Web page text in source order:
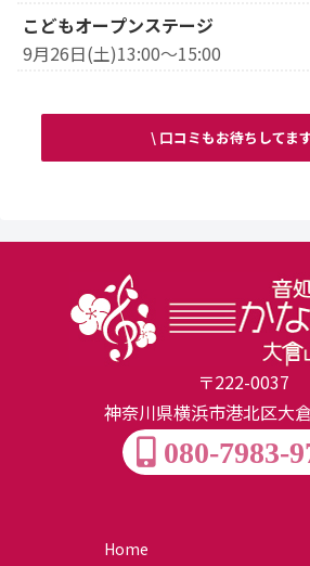
こどもオープンステージ
9月26日(土)13:00～15:00
\ 口コミもお待ちしてま
〒222-0037
神奈川県横浜市港北区大
080-7983-
Home